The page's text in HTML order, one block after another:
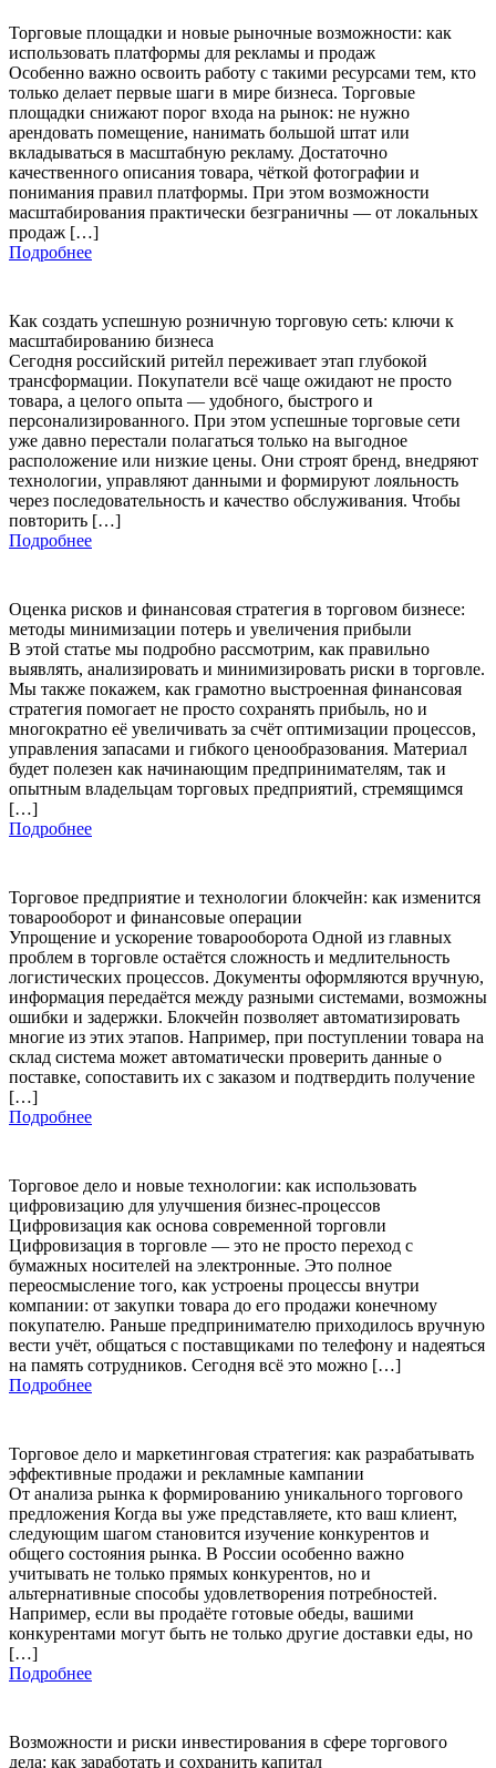
Торговые площадки и новые рыночные возможности: как
использовать платформы для рекламы и продаж
Особенно важно освоить работу с такими ресурсами тем, кто
только делает первые шаги в мире бизнеса. Торговые
площадки снижают порог входа на рынок: не нужно
арендовать помещение, нанимать большой штат или
вкладываться в масштабную рекламу. Достаточно
качественного описания товара, чёткой фотографии и
понимания правил платформы. При этом возможности
масштабирования практически безграничны — от локальных
продаж […]
Подробнее
Как создать успешную розничную торговую сеть: ключи к
масштабированию бизнеса
Сегодня российский ритейл переживает этап глубокой
трансформации. Покупатели всё чаще ожидают не просто
товара, а целого опыта — удобного, быстрого и
персонализированного. При этом успешные торговые сети
уже давно перестали полагаться только на выгодное
расположение или низкие цены. Они строят бренд, внедряют
технологии, управляют данными и формируют лояльность
через последовательность и качество обслуживания. Чтобы
повторить […]
Подробнее
Оценка рисков и финансовая стратегия в торговом бизнесе:
методы минимизации потерь и увеличения прибыли
В этой статье мы подробно рассмотрим, как правильно
выявлять, анализировать и минимизировать риски в торговле.
Мы также покажем, как грамотно выстроенная финансовая
стратегия помогает не просто сохранять прибыль, но и
многократно её увеличивать за счёт оптимизации процессов,
управления запасами и гибкого ценообразования. Материал
будет полезен как начинающим предпринимателям, так и
опытным владельцам торговых предприятий, стремящимся
[…]
Подробнее
Торговое предприятие и технологии блокчейн: как изменится
товарооборот и финансовые операции
Упрощение и ускорение товарооборота Одной из главных
проблем в торговле остаётся сложность и медлительность
логистических процессов. Документы оформляются вручную,
информация передаётся между разными системами, возможны
ошибки и задержки. Блокчейн позволяет автоматизировать
многие из этих этапов. Например, при поступлении товара на
склад система может автоматически проверить данные о
поставке, сопоставить их с заказом и подтвердить получение
[…]
Подробнее
Торговое дело и новые технологии: как использовать
цифровизацию для улучшения бизнес-процессов
Цифровизация как основа современной торговли
Цифровизация в торговле — это не просто переход с
бумажных носителей на электронные. Это полное
переосмысление того, как устроены процессы внутри
компании: от закупки товара до его продажи конечному
покупателю. Раньше предпринимателю приходилось вручную
вести учёт, общаться с поставщиками по телефону и надеяться
на память сотрудников. Сегодня всё это можно […]
Подробнее
Торговое дело и маркетинговая стратегия: как разрабатывать
эффективные продажи и рекламные кампании
От анализа рынка к формированию уникального торгового
предложения Когда вы уже представляете, кто ваш клиент,
следующим шагом становится изучение конкурентов и
общего состояния рынка. В России особенно важно
учитывать не только прямых конкурентов, но и
альтернативные способы удовлетворения потребностей.
Например, если вы продаёте готовые обеды, вашими
конкурентами могут быть не только другие доставки еды, но
[…]
Подробнее
Возможности и риски инвестирования в сфере торгового
дела: как заработать и сохранить капитал